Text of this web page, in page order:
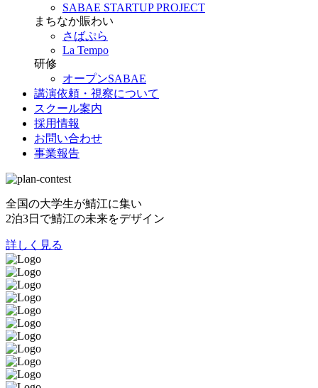
SABAE STARTUP PROJECT
まちなか賑わい
さばぷら
La Tempo
研修
オープンSABAE
講演依頼・視察について
スクール案内
採用情報
お問い合わせ
事業報告
全国の大学生が鯖江に集い
2泊3日で鯖江の未来をデザイン
詳しく見る